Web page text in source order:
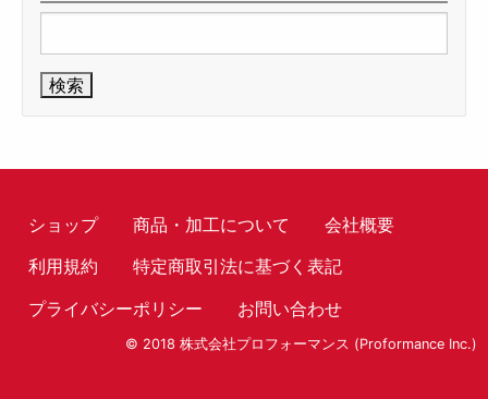
索:
ショップ 商品・加工について
会社概要
利用規約
特定商取引法に基づく表記
プライバシーポリシー
お問い合わせ
© 2018 株式会社プロフォーマンス (Proformance Inc.)